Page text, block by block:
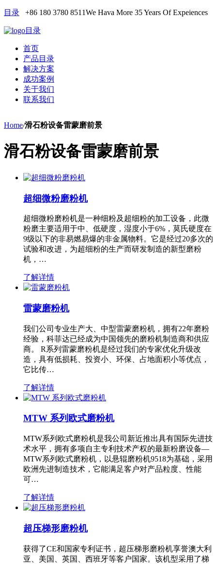
目录 +86 180 3780 8511We Hava More 35 Years Of Expeiences
目录
首页
产品目录
解决方案
成功案例
关于我们
联系我们
Home/滑石粉设备雷蒙磨前景
滑石粉设备雷蒙磨前景
超细微粉磨粉机
超细微粉磨粉机是一种细粉及超细粉的加工设备，此微
粉磨主要适用于中、低硬度，湿度小于6%，莫氏硬度在
9级以下的非易燃易爆的非金属物料。它是经过20多次的
试验和改进，为超细粉的生产而研发制造的新型磨粉
机，…
了解详情
雷蒙磨粉机
我们公司专业生产大、中型雷蒙磨粉机，拥有22年磨粉
经验，科菲达已经成为中国领先的磨粉机制造商和供应
商。 R系列雷蒙磨粉机是经过我们的专家优化升级改
造，具有低损耗、投资小、环保、占地面积小等优点，
它比传…
了解详情
MTW 系列欧式磨粉机
MTW系列欧式磨粉机是我公司新近推出具有国际先进技
术水平，拥有多项自主专利技术产权的最新粉磨设备—
MTW系列欧式磨粉机，以悬辊磨粉机9518为基础，采用
欧洲先进制造技术，它能满足客户对产品粒度、性能
可…
了解详情
超压梯形磨粉机
获得了CE和国家专利证书，超压梯形磨粉机享誉澳大利
亚、美国、英国、西班牙等客户国家。该机型采用了梯